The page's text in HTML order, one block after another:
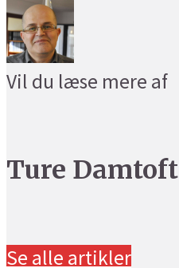
Vil du læse mere af
Ture Damtoft
Se alle artikler